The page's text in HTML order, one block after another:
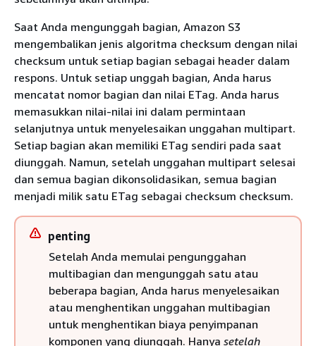
Saat Anda mengunggah bagian, Amazon S3
mengembalikan jenis algoritma checksum dengan nilai
checksum untuk setiap bagian sebagai header dalam
respons. Untuk setiap unggah bagian, Anda harus
mencatat nomor bagian dan nilai ETag. Anda harus
memasukkan nilai-nilai ini dalam permintaan
selanjutnya untuk menyelesaikan unggahan multipart.
Setiap bagian akan memiliki ETag sendiri pada saat
diunggah. Namun, setelah unggahan multipart selesai
dan semua bagian dikonsolidasikan, semua bagian
menjadi milik satu ETag sebagai checksum checksum.
penting
Setelah Anda memulai pengunggahan
multibagian dan mengunggah satu atau
beberapa bagian, Anda harus menyelesaikan
atau menghentikan unggahan multibagian
untuk menghentikan biaya penyimpanan
komponen yang diunggah. Hanya setelah